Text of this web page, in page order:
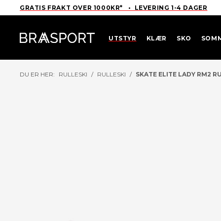
GRATIS FRAKT OVER 1000KR* • LEVERING 1-4 DAGER
UTSTYR KLÆR SKO
DU ER HER: RULLESKI / RULLESKI / SKATE ELITE LADY RM2